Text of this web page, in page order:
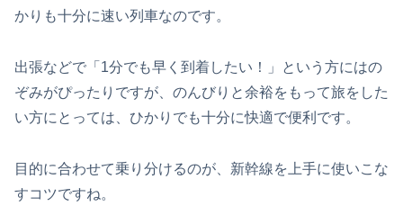
かりも十分に速い列車なのです。
出張などで「1分でも早く到着したい！」という方にはの
ぞみがぴったりですが、のんびりと余裕をもって旅をした
い方にとっては、ひかりでも十分に快適で便利です。
目的に合わせて乗り分けるのが、新幹線を上手に使いこな
すコツですね。